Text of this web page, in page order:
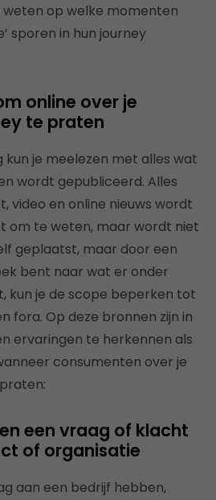
weten op welke momenten
sporen in hun journey
online over je
te praten
je meelezen met alles wat
wordt gepubliceerd. Alles
video en online nieuws wordt
om te weten, maar wordt niet
geplaatst, maar door een
bent naar wat er onder
kun je de scope beperken tot
fora. Op deze bronnen zijn in
ervaringen te herkennen als
consumenten over je
een vraag of klacht
of organisatie
aan een bedrijf hebben,